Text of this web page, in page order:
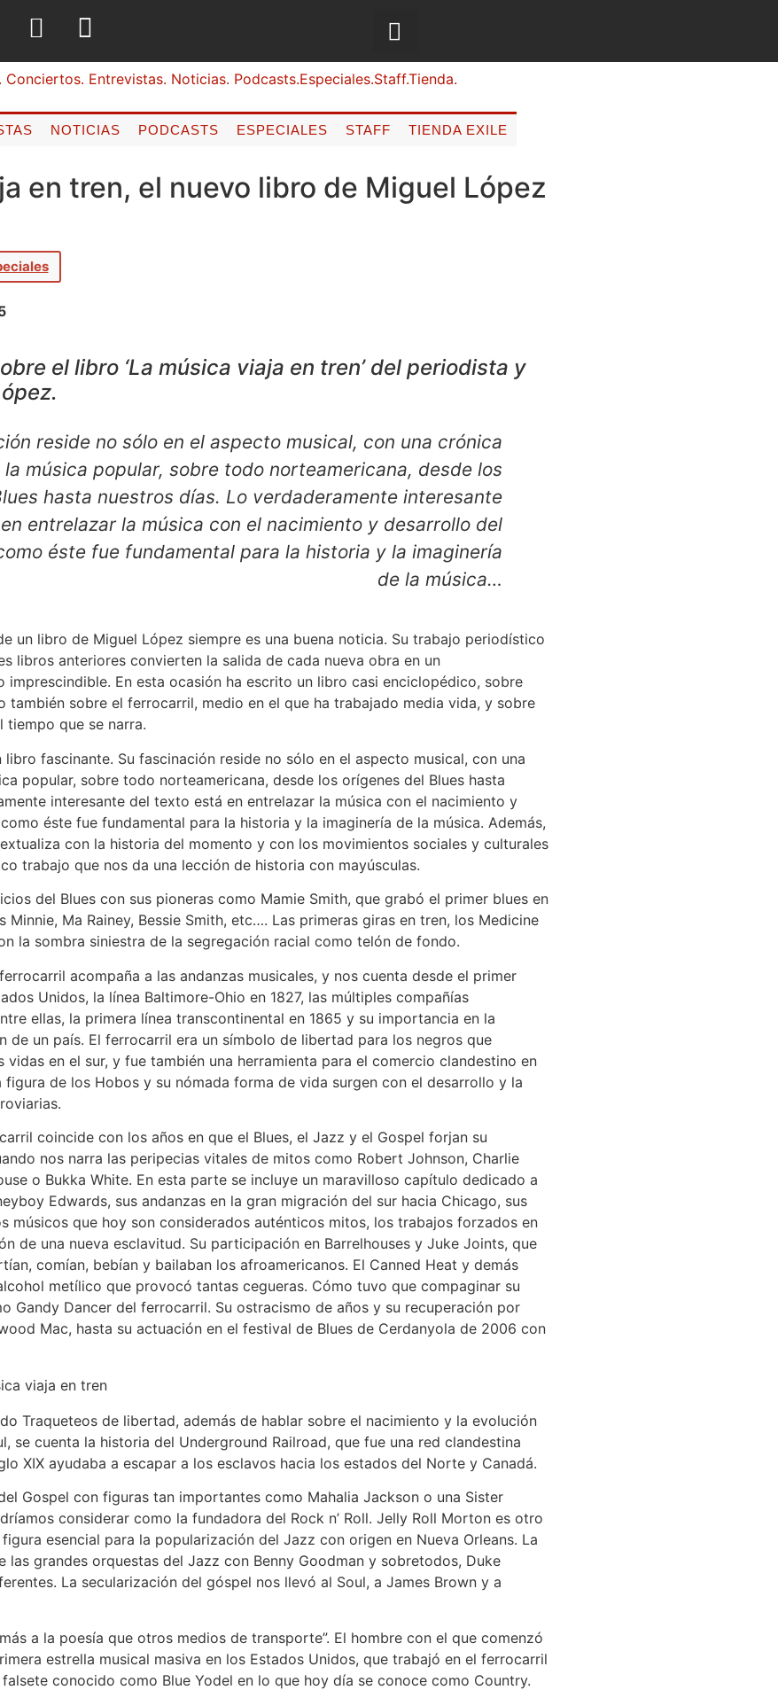
NOTICIAS PODCASTS ESPECIALES STAFF TIENDA EXILE
en tren, el nuevo libro de Miguel López
el libro ‘La música viaja en tren’ del periodista y
reside no sólo en el aspecto musical, con una crónica
música popular, sobre todo norteamericana, desde los
hasta nuestros días. Lo verdaderamente interesante
entrelazar la música con el nacimiento y desarrollo del
éste fue fundamental para la historia y la imaginería
de la música…
un libro de Miguel López siempre es una buena noticia. Su trabajo periodístico
libros anteriores convierten la salida de cada nueva obra en un
imprescindible. En esta ocasión ha escrito un libro casi enciclopédico, sobre
también sobre el ferrocarril, medio en el que ha trabajado media vida, y sobre
tiempo que se narra.
fascinante. Su fascinación reside no sólo en el aspecto musical, con una
popular, sobre todo norteamericana, desde los orígenes del Blues hasta
interesante del texto está en entrelazar la música con el nacimiento y
éste fue fundamental para la historia y la imaginería de la música. Además,
con la historia del momento y con los movimientos sociales y culturales
trabajo que nos da una lección de historia con mayúsculas.
del Blues con sus pioneras como Mamie Smith, que grabó el primer blues en
Minnie, Ma Rainey, Bessie Smith, etc…. Las primeras giras en tren, los Medicine
la sombra siniestra de la segregación racial como telón de fondo.
acompaña a las andanzas musicales, y nos cuenta desde el primer
Unidos, la línea Baltimore-Ohio en 1827, las múltiples compañías
ellas, la primera línea transcontinental en 1865 y su importancia en la
de un país. El ferrocarril era un símbolo de libertad para los negros que
vidas en el sur, y fue también una herramienta para el comercio clandestino en
figura de los Hobos y su nómada forma de vida surgen con el desarrollo y la
coincide con los años en que el Blues, el Jazz y el Gospel forjan su
nos narra las peripecias vitales de mitos como Robert Johnson, Charlie
o Bukka White. En esta parte se incluye un maravilloso capítulo dedicado a
Edwards, sus andanzas en la gran migración del sur hacia Chicago, sus
músicos que hoy son considerados auténticos mitos, los trabajos forzados en
de una nueva esclavitud. Su participación en Barrelhouses y Juke Joints, que
comían, bebían y bailaban los afroamericanos. El Canned Heat y demás
metílico que provocó tantas cegueras. Cómo tuvo que compaginar su
Gandy Dancer del ferrocarril. Su ostracismo de años y su recuperación por
Mac, hasta su actuación en el festival de Blues de Cerdanyola de 2006 con
Traqueteos de libertad, además de hablar sobre el nacimiento y la evolución
se cuenta la historia del Underground Railroad, que fue una red clandestina
XIX ayudaba a escapar a los esclavos hacia los estados del Norte y Canadá.
Gospel con figuras tan importantes como Mahalia Jackson o una Sister
considerar como la fundadora del Rock n’ Roll. Jelly Roll Morton es otro
esencial para la popularización del Jazz con origen en Nueva Orleans. La
las grandes orquestas del Jazz con Benny Goodman y sobretodos, Duke
La secularización del góspel nos llevó al Soul, a James Brown y a
a la poesía que otros medios de transporte”. El hombre con el que comenzó
estrella musical masiva en los Estados Unidos, que trabajó en el ferrocarril
conocido como Blue Yodel en lo que hoy día se conoce como Country.